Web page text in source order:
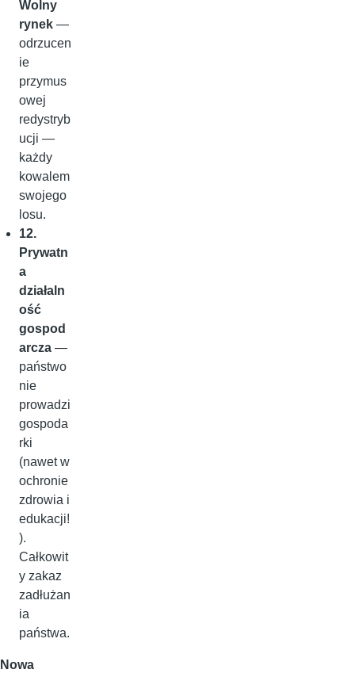
Wolny
rynek —
odrzucen
ie
przymus
owej
redystryb
ucji —
każdy
kowalem
swojego
losu.
12.
Prywatn
a
działaln
ość
gospod
arcza —
państwo
nie
prowadzi
gospoda
rki
(nawet w
ochronie
zdrowia i
edukacji!
).
Całkowit
y zakaz
zadłużan
ia
państwa.
Nowa